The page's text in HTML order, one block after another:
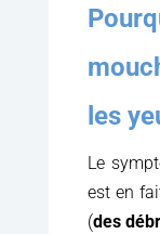
les
Le
est en
(des